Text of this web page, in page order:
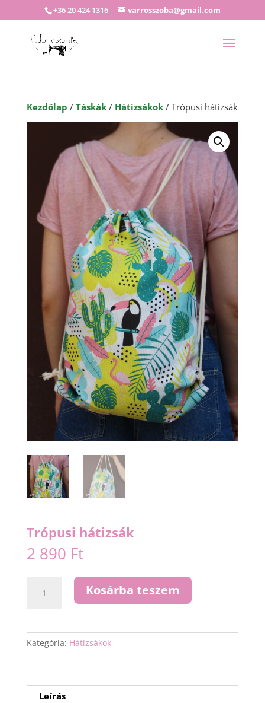
+36 20 424 1316 varrosszoba@gmail.com
Kezdőlap / Táskák/ Hátizsákok/ Trópusi hátizsák
Trópusi hátizsák
2 890 Ft
hátizsák
Kosárba teszem
Kategória: Hátizsákok
Leírás